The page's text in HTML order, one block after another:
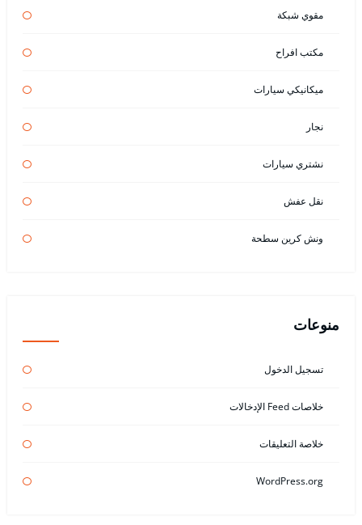
مقوي شبكة
مكتب افراح
ميكانيكي سيارات
نجار
نشتري سيارات
نقل عفش
ونش كرين سطحة
منوعات
تسجيل الدخول
خلاصات Feed الإدخالات
خلاصة التعليقات
WordPress.org